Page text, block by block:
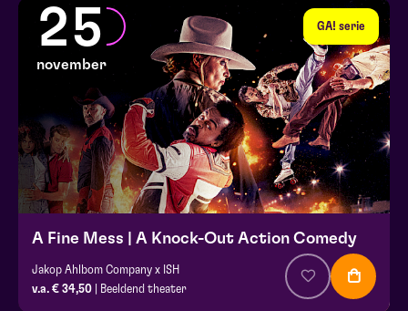
GA! serie
25
november
A Fine Mess | A Knock-Out Action Comedy
Jakop Ahlbom Company x ISH
v.a. € 34,50 | Beeldend theater